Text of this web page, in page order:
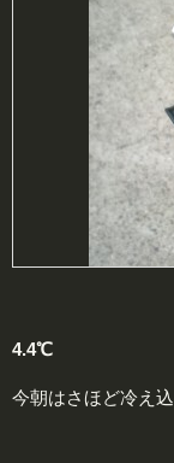
4.4℃
今朝はさほど冷え